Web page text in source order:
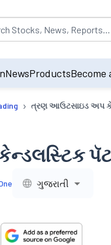
will be populated by
NewsProductsBecome
› ત્રણ આઉટસાઇડ અપ
ગુજરાતી